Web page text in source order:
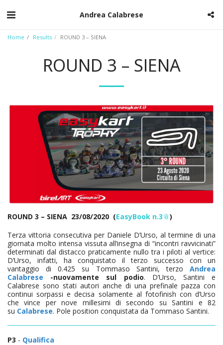
Andrea Calabrese
Home Results ROUND 3 – SIENA
ROUND 3 – SIENA
ROUND 3 – SIENA 23/08/2020 (EasyBook n.3
)
Terza vittoria consecutiva per Daniele D’Urso, al termine di una
giornata molto intensa vissuta all’insegna di “incontri ravvicinati”
determinati dal distacco praticamente nullo tra i piloti al vertice:
D’Urso, infatti, ha conquistato il terzo successo con un
vantaggio di 0.425 su Tommaso Santini, terzo Andrea
Calabrese -nuovamente sul podio. D’Urso, Santini e
Calabrese sono stati autori anche di una prefinale pazza con
continui sorpassi e decisa solamente al fotofinish con d’Urso
che vince per nove millesimi di secondo su Santini e 82
su Calabrese. Pole position conquistata da Tommaso Santini.
P3 - Qualifica